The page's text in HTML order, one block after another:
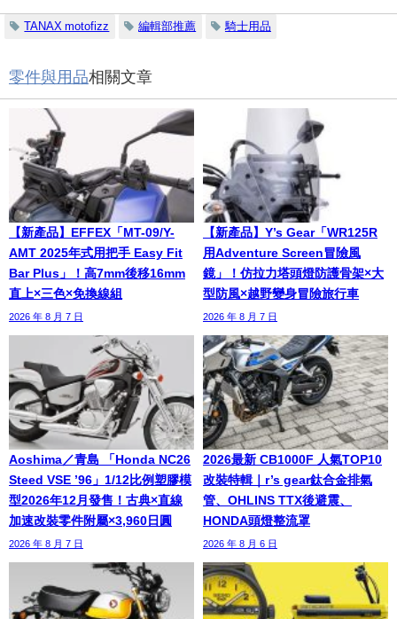
TANAX motofizz 編輯部推薦 騎士用品
零件與用品相關文章
【新產品】EFFEX「MT-09/Y-
AMT 2025年式用把手 Easy Fit
Bar Plus」！高7mm後移16mm
直上×三色×免換線組
2026 年 8 月 7 日
【新產品】Y’s Gear「WR125R
用Adventure Screen冒險風
鏡」！仿拉力塔頭燈防護骨架×大
型防風×越野變身冒險旅行車
2026 年 8 月 7 日
Aoshima／青島 「Honda NC26
Steed VSE ’96」1/12比例塑膠模
型2026年12月發售！古典×直線
加速改裝零件附屬×3,960日圓
2026 年 8 月 7 日
2026最新 CB1000F 人氣TOP10
改裝特輯｜r’s gear鈦合金排氣
管、OHLINS TTX後避震、
HONDA頭燈整流罩
2026 年 8 月 6 日